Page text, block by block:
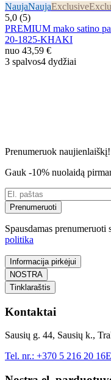
NaujaNaujaExclusive
5,0 (5)
PREMIUM mako satino
20-1825-KHAKI
nuo 43,59 €
3 spalvos4 dydžiai
Prenumeruok naujienlaiškį!
Gauk -10% nuolaidą
Prenumeruoti
Spausdamas
politika
Informacija pirkėjui
NOSTRA
Tinklaraštis
Kontaktai
Sausių g. 44, Sausių k.,
Tel. nr.: +370 5 216 20 16